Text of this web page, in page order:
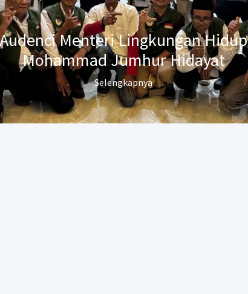
Audenci Menteri Lingkungan Hidup
Mohammad Jumhur Hidayat
Selengkapnya